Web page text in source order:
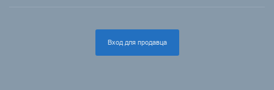
Вход для продавца